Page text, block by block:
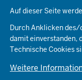
Auf dieser Seite
Durch Anklicken
damit einverstanden,
Technische Cookies
Weitere
Kommunales &
Planen & Bauen
Schule & Bildung
Umwelt & Natur
Aktenpläne
Organisationsstruktur
Behördenleitung
Die Bezirksregierung
Organisationsplan
Arbeitgeberprofil
Stellenangebote
Ausbildung
PRESSE
Pressefotos
REGIONALRAT